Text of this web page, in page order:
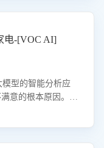
现客户满意度的持
电-[VOC AI]
型的智能分析应
意的根本原因。该
，提供可落地的改